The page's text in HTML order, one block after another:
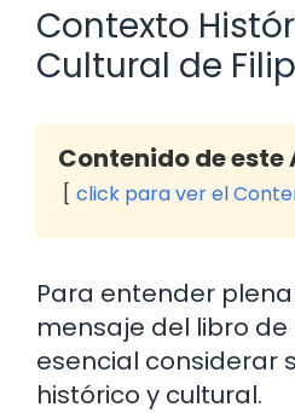
Contexto
Cultural de
Contenido de
click para ver el
Para entender
mensaje del libro de
esencial considerar
histórico y cultural.